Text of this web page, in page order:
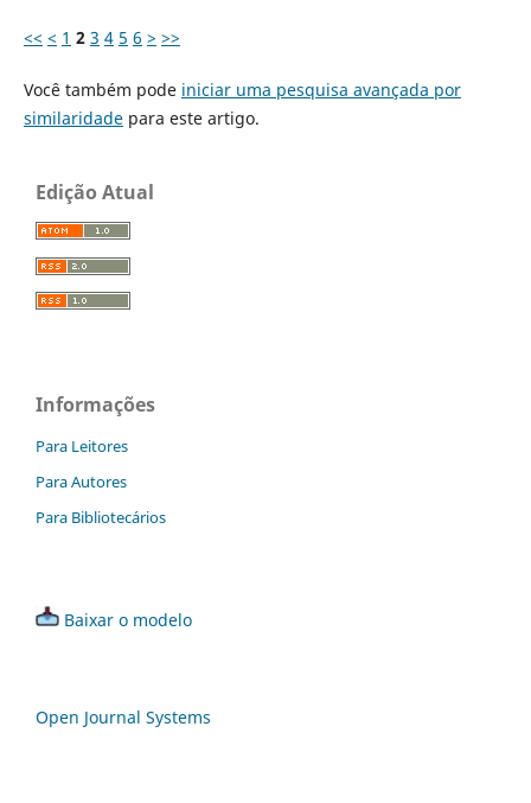
<< < 1 2 3 4 5 6 > >>
Você também pode iniciar uma pesquisa avançada por
similaridadepara este artigo.
Edição Atual
Informações
Para Leitores
Para Autores
Para Bibliotecários
Baixar o modelo
Open Journal Systems